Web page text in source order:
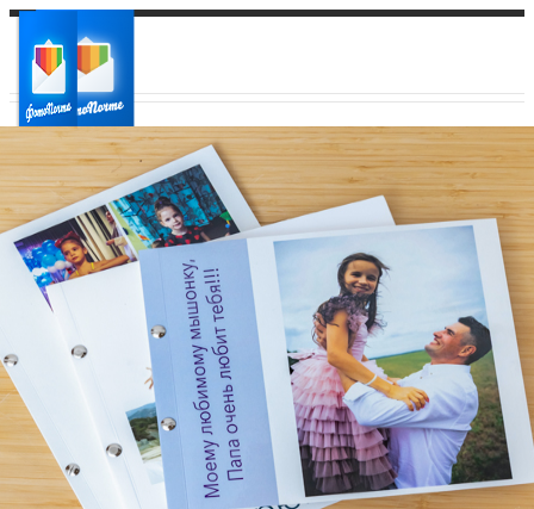
Ваш город:
Ваш регион доставки
Выберите из списка: